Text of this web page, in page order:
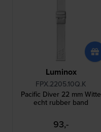
Luminox
FPX.2205.10Q.K
Pacific Diver 22 mm Witte
echt rubber band
93,-